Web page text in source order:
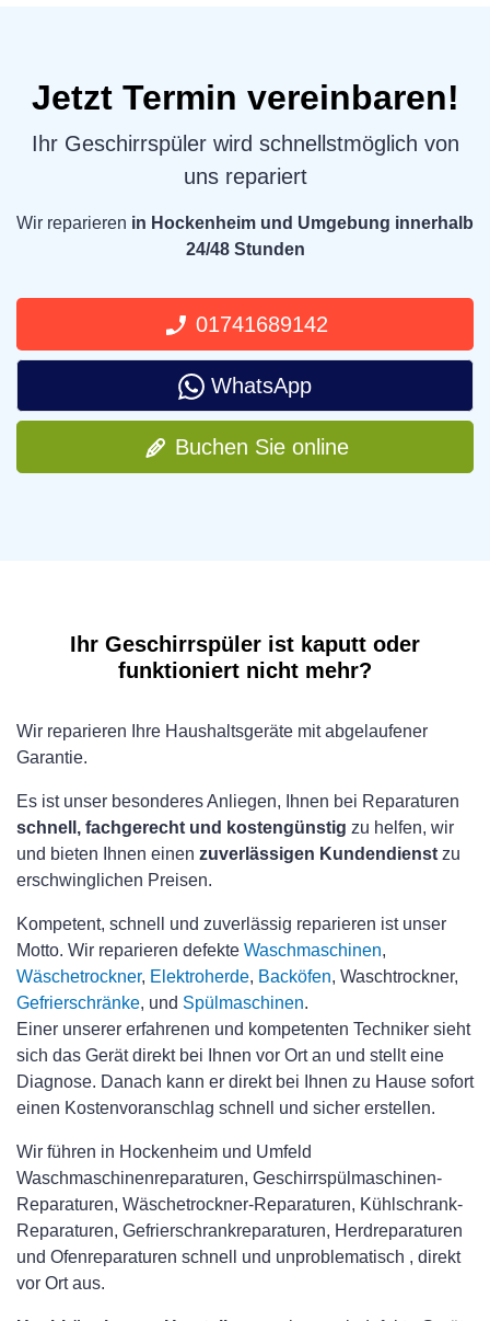
Jetzt Termin vereinbaren!
Ihr Geschirrspüler wird schnellstmöglich von
uns repariert
Wir reparieren in Hockenheim und Umgebung innerhalb
24/48 Stunden
01741689142
WhatsApp
Buchen Sie online
Ihr Geschirrspüler ist kaputt oder
funktioniert nicht mehr?
Wir reparieren Ihre Haushaltsgeräte mit abgelaufener
Garantie.
Es ist unser besonderes Anliegen, Ihnen bei Reparaturen
schnell, fachgerecht und kostengünstig zu helfen, wir
und bieten Ihnen einen zuverlässigen Kundendienst zu
erschwinglichen Preisen.
Kompetent, schnell und zuverlässig reparieren ist unser
Motto. Wir reparieren defekte Waschmaschinen,
Wäschetrockner, Elektroherde, Backöfen, Waschtrockner,
Gefrierschränke, und Spülmaschinen.
Einer unserer erfahrenen und kompetenten Techniker sieht
sich das Gerät direkt bei Ihnen vor Ort an und stellt eine
Diagnose. Danach kann er direkt bei Ihnen zu Hause sofort
einen Kostenvoranschlag schnell und sicher erstellen.
Wir führen in Hockenheim und Umfeld
Waschmaschinenreparaturen, Geschirrspülmaschinen-
Reparaturen, Wäschetrockner-Reparaturen, Kühlschrank-
Reparaturen, Gefrierschrankreparaturen, Herdreparaturen
und Ofenreparaturen schnell und unproblematisch , direkt
vor Ort aus.